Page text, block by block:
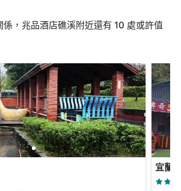
係，兆品酒店礁溪附近還有 10 處或許值
宜蘭